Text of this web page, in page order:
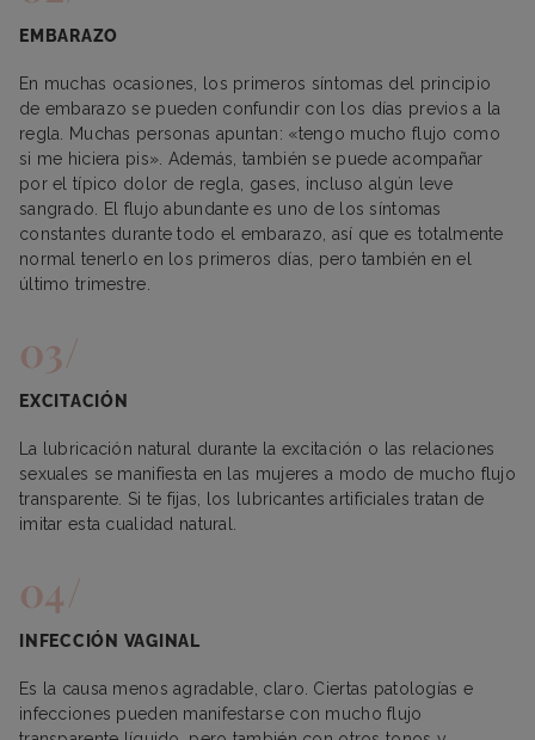
EMBARAZO
En muchas ocasiones, los primeros síntomas del principio
de embarazo se pueden confundir con los días previos a la
regla. Muchas personas apuntan: «tengo mucho flujo como
si me hiciera pis». Además, también se puede acompañar
por el típico dolor de regla, gases, incluso algún leve
sangrado. El flujo abundante es uno de los síntomas
constantes durante todo el embarazo, así que es totalmente
normal tenerlo en los primeros días, pero también en el
último trimestre.
EXCITACIÓN
La lubricación natural durante la excitación o las relaciones
sexuales se manifiesta en las mujeres a modo de mucho flujo
transparente. Si te fijas, los lubricantes artificiales tratan de
imitar esta cualidad natural.
INFECCIÓN VAGINAL
Es la causa menos agradable, claro. Ciertas patologías e
infecciones pueden manifestarse con mucho flujo